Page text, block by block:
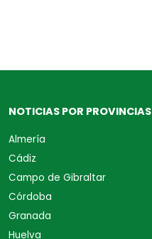
NOTICIAS POR PROVINCIAS
Almería
Cádiz
Campo de Gibraltar
Córdoba
Granada
Huelva